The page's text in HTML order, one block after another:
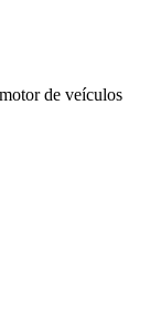
de veículos